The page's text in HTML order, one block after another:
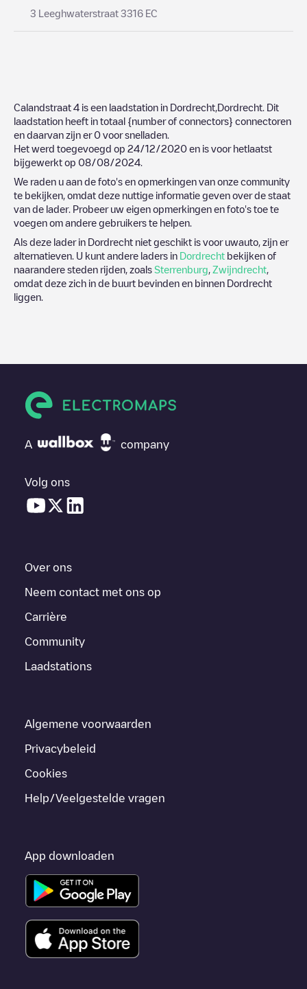
3 Leeghwaterstraat 3316 EC
Calandstraat 4 is een laadstation in Dordrecht Dordrecht . Dit
laadstation heeft in totaal {number of connectors} connectoren
en daarvan zijn er 0 voor snelladen.
Het werd toegevoegd op 24/12/2020 en is voor hetlaatst
bijgewerkt op 08/08/2024
We raden u aan de foto's en opmerkingen van onze community
te bekijken, omdat deze nuttige informatie geven over de staat
van de lader. Probeer uw eigen opmerkingen en foto's toe te
voegen om andere gebruikers te helpen.
Als deze lader in Dordrecht niet geschikt is voor uwauto, zijn er
alternatieven. U kunt andere laders in Dordrecht bekijken of
naarandere steden rijden, zoals Sterrenburg Zwijndrecht
omdat deze zich in de buurt bevinden en binnen Dordrecht
liggen.
A company
Volg ons
Over ons
Neem contact met ons op
Carrière
Community
Laadstations
Algemene voorwaarden
Privacybeleid
Cookies
Help/Veelgestelde vragen
App downloaden